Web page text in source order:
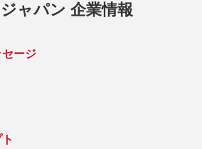
ャパン 企業情報
ージ